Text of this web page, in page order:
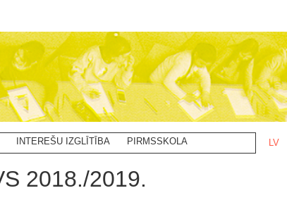
INTEREŠU IZGLĪTĪBA
PIRMSSKOLA
LV
2018./2019.